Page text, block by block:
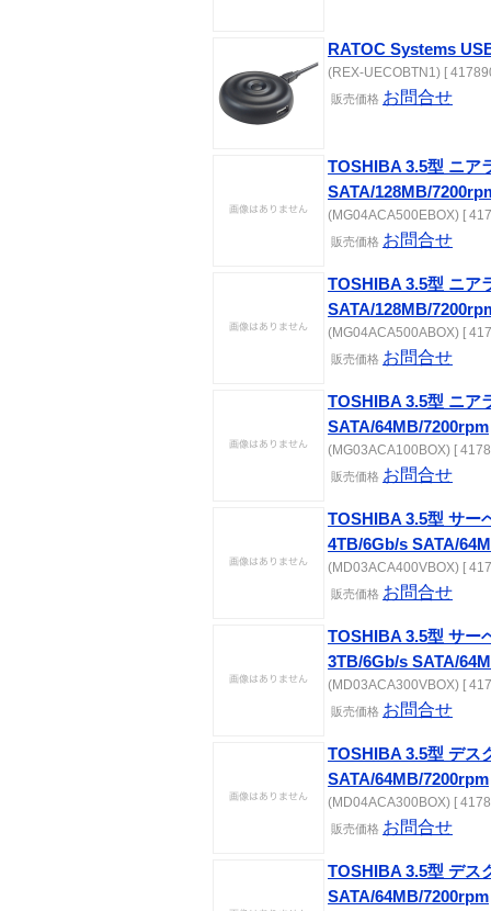
RATOC Systems
(REX-UECOBTN1) [
販売価格 お問合せ
TOSHIBA 3.5型 ニア
SATA/128MB/
(MG04ACA500EBOX) [
販売価格 お問合せ
TOSHIBA 3.5型 ニア
SATA/128MB/
(MG04ACA500ABOX) [
販売価格 お問合せ
TOSHIBA 3.5型 ニア
SATA/64MB/7200rpm
(MG03ACA100BOX) [
販売価格 お問合せ
TOSHIBA 3.5型 サー
4TB/6Gb/s SATA/
(MD03ACA400VBOX) [
販売価格 お問合せ
TOSHIBA 3.5型 サー
3TB/6Gb/s SATA/
(MD03ACA300VBOX) [
販売価格 お問合せ
TOSHIBA 3.5型 デス
SATA/64MB/7200rpm
(MD04ACA300BOX) [
販売価格 お問合せ
TOSHIBA 3.5型 デス
SATA/64MB/7200rpm